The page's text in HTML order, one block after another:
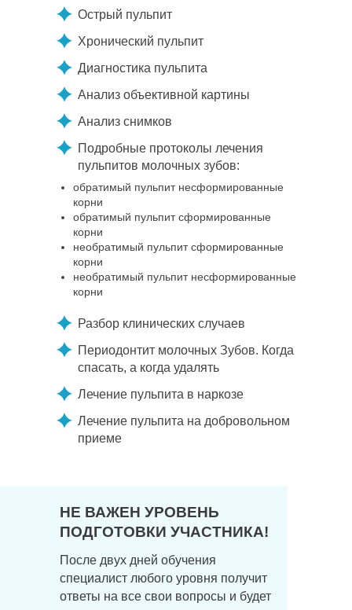
Острый пульпит
обратимый пульпит несформированные
корни
обратимый пульпит сформированные
корни
необратимый пульпит сформированные
корни
необратимый пульпит несформированные
корни
Хронический пульпит
Диагностика пульпита
Периодонтит молочных Зубов. Когда
спасать, а когда удалять
Подробные протоколы лечения
пульпитов молочных зубов:
Разбор клинических случаев
Анализ снимков
Анализ объективной картины
Лечение пульпита в наркозе
Лечение пульпита на добровольном
приеме
После двух дней обучения
специалист любого уровня получит
ответы на все свои вопросы и будет
НЕ ВАЖЕН УРОВЕНЬ
ПОДГОТОВКИ УЧАСТНИКА!